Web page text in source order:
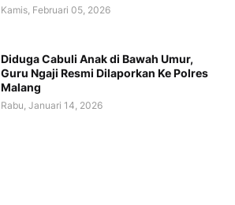
Kamis, Februari 05, 2026
Diduga Cabuli Anak di Bawah Umur,
Guru Ngaji Resmi Dilaporkan Ke Polres
Malang
Rabu, Januari 14, 2026